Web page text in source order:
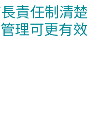
責任制清楚
理可更有效